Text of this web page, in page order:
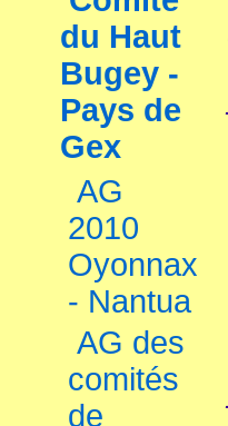
du Haut
Bugey -
Pays de
Gex
AG
2010
Oyonnax
- Nantua
AG des
comités
de